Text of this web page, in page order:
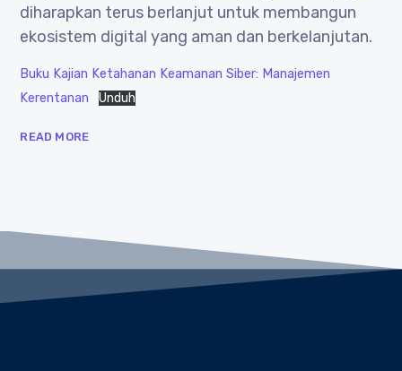
diharapkan terus berlanjut untuk membangun
ekosistem digital yang aman dan berkelanjutan.
Buku Kajian Ketahanan Keamanan Siber: Manajemen
Kerentanan
Unduh
READ MORE